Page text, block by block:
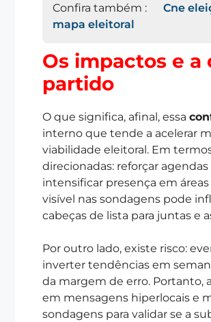
Confira também :
Cne
mapa eleitoral
Os impactos e
partido
O que significa, afinal, essa
interno que tende a acelerar
viabilidade eleitoral. Em
direcionadas: reforçar
intensificar presença em
visível nas sondagens pode
cabeças de lista para juntas e
Por outro lado, existe risco:
inverter tendências em
da margem de erro. Portanto,
em mensagens hiperlocais e
sondagens para validar se a